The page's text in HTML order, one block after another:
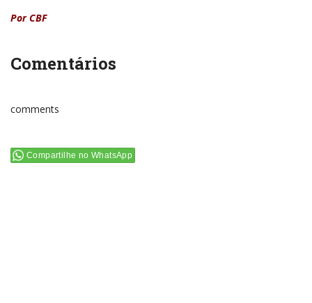
Por CBF
Comentários
comments
Compartilhe no WhatsApp